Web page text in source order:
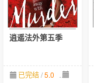
逍遥法外第五季
已完结/5.0